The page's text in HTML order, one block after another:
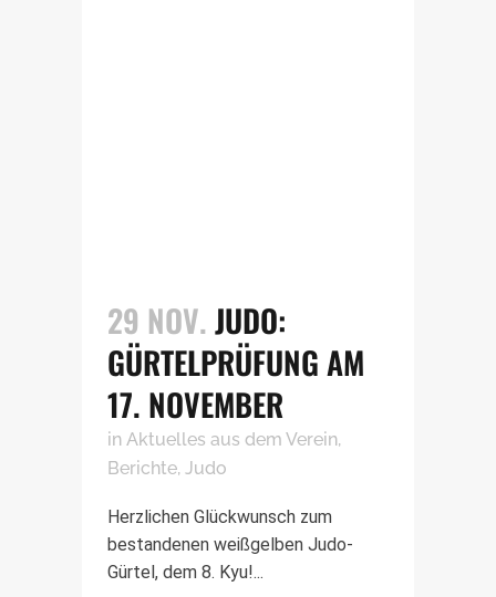
29 NOV. JUDO:
GÜRTELPRÜFUNG AM
17. NOVEMBER
in Aktuelles aus dem Verein,
Berichte, Judo
Herzlichen Glückwunsch zum
bestandenen weißgelben Judo-
Gürtel, dem 8. Kyu!...